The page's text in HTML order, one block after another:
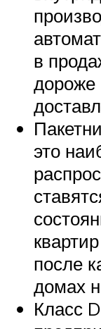
в
дороже
это
после
домах
Класс